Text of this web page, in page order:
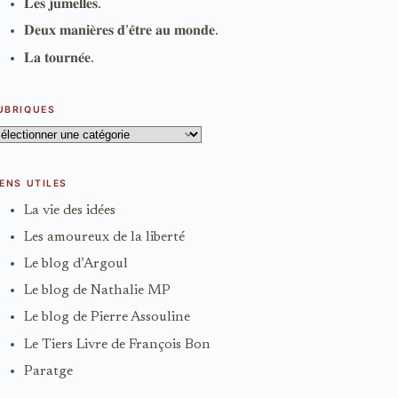
𝐋𝐞𝐬 𝐣𝐮𝐦𝐞𝐥𝐥𝐞𝐬.
𝐃𝐞𝐮𝐱 𝐦𝐚𝐧𝐢𝐞̀𝐫𝐞𝐬 𝐝’𝐞̂𝐭𝐫𝐞 𝐚𝐮 𝐦𝐨𝐧𝐝𝐞.
𝐋𝐚 𝐭𝐨𝐮𝐫𝐧𝐞́𝐞.
UTILES
La vie des idées
Les amoureux de la liberté
Le blog d’Argoul
Le blog de Nathalie MP
Le blog de Pierre Assouline
Le Tiers Livre de François Bon
Paratge